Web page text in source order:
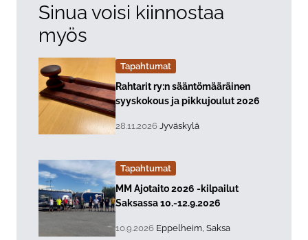
Sinua voisi kiinnostaa
myös
Tapahtumat
Lue lisää about event "
Rahtarit ry:n sääntömääräinen
syyskokous ja pikkujoulut 2026
, Tapahtuman päiväys:
28.11.2026 Sijainti:
Jyväskylä
Tapahtumat
Lue lisää about event "
MM Ajotaito 2026 -kilpailut
Saksassa 10.-12.9.2026
, Tapahtuman päiväys:
10.9.2026 Sijainti:
Eppelheim, Saksa